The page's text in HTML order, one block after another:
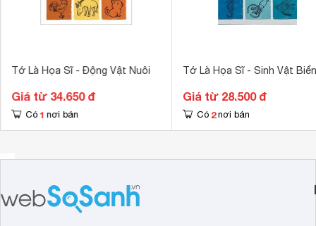
Tớ Là Họa Sĩ - Động Vật Nuôi
Giá từ 34.650 đ
Có 1 nơi bán
Tớ Là Họa Sĩ - Sinh Vật Biển
Giá từ 28.500 đ
Có 2 nơi bán